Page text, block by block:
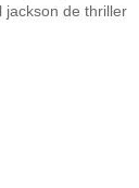
jackson de thriller